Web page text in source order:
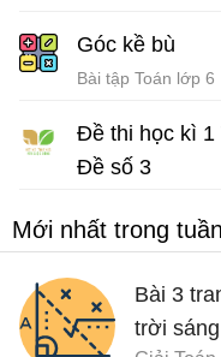
Góc kề bù
Bài tập Toán lớp 6
Đề thi học kì 1
Đề số 3
Mới nhất trong tuần
Bài 3
trời